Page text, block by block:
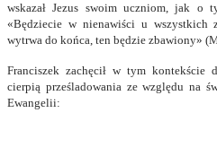
wskazał Jezus swoim uczniom, jak o
«Będziecie w nienawiści u
wytrwa do końca, ten będzie zbawiony»
Franciszek zachęcił w tym
cierpią prześladowania ze względu na
Ewangelii: